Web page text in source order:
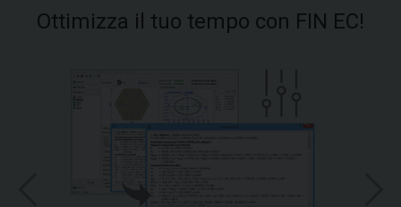
Ottimizza il tuo tempo con FIN EC!